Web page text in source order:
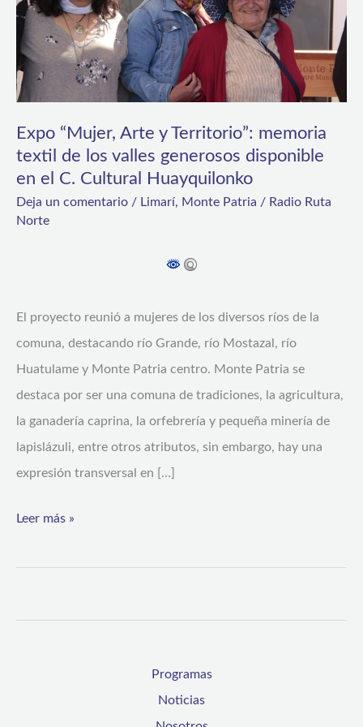
Expo “Mujer, Arte y Territorio”: memoria
textil de los valles generosos disponible
en el C. Cultural Huayquilonko
Deja un comentario / Limarí, Monte Patria / Radio Ruta
Norte
El proyecto reunió a mujeres de los diversos ríos de la
comuna, destacando río Grande, río Mostazal, río
Huatulame y Monte Patria centro. Monte Patria se
destaca por ser una comuna de tradiciones, la agricultura,
la ganadería caprina, la orfebrería y pequeña minería de
lapislázuli, entre otros atributos, sin embargo, hay una
expresión transversal en […]
memoria
textil
de
los
valles
generosos
disponible
en
Leer más »
Programas
Noticias